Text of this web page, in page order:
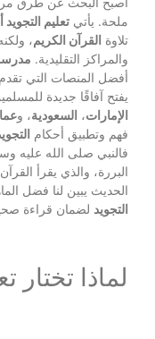
ملحة. يأتي تعليم التجويد
تلاوة القرآن الكريم،
والمراكز التقليدية.
أفضل المنصات التي تقدم
يفتح آفاقًا جديدة
الإمارات، السعودية، و
فهم وتطبيق أحكام
فالنبي صلى الله عليه
البررة، والذي يقرأ
الحديث يبين لنا فضل
التجويد لضمان قراءة
لماذا تختار